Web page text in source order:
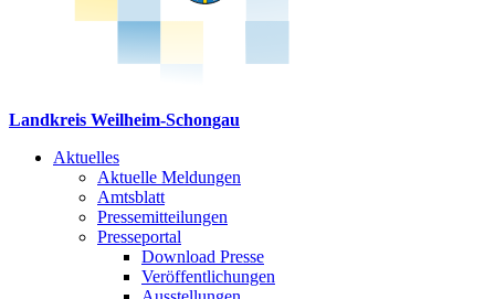
Landkreis Weilheim-Schongau
Aktuelles
Aktuelle Meldungen
Amtsblatt
Pressemitteilungen
Presseportal
Download Presse
Veröffentlichungen